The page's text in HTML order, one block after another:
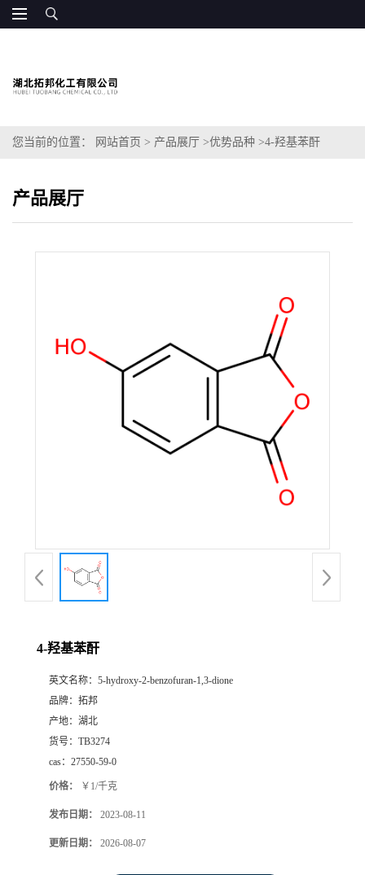
您当前的位置： 网站首页 > 产品展厅 >优势品种 >4-羟基苯酐
产品展厅
4-羟基苯酐
英文名称： 5-hydroxy-2-benzofuran-1,3-dione
品牌： 拓邦
产地： 湖北
货号： TB3274
cas： 27550-59-0
价格： ￥1/千克
发布日期： 2023-08-11
更新日期： 2026-08-07